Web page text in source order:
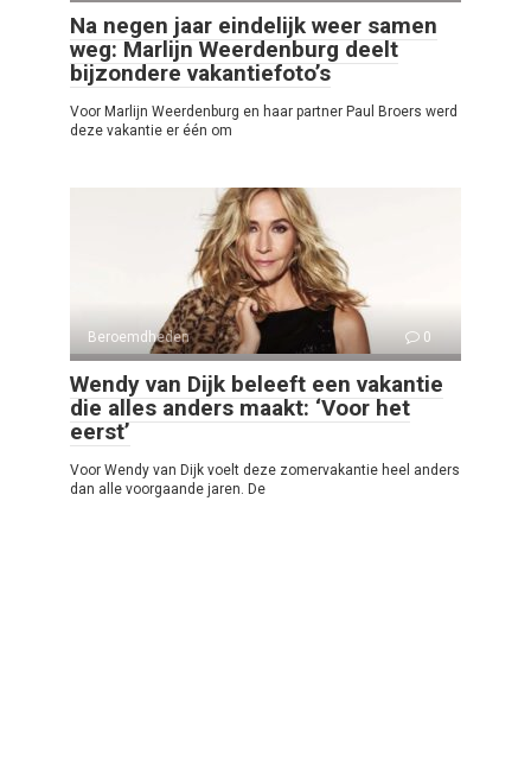
Na negen jaar eindelijk weer samen
weg: Marlijn Weerdenburg deelt
bijzondere vakantiefoto’s
Voor Marlijn Weerdenburg en haar partner Paul Broers werd
deze vakantie er één om
Beroemdheden 0
Wendy van Dijk beleeft een vakantie
die alles anders maakt: ‘Voor het
eerst’
Voor Wendy van Dijk voelt deze zomervakantie heel anders
dan alle voorgaande jaren. De